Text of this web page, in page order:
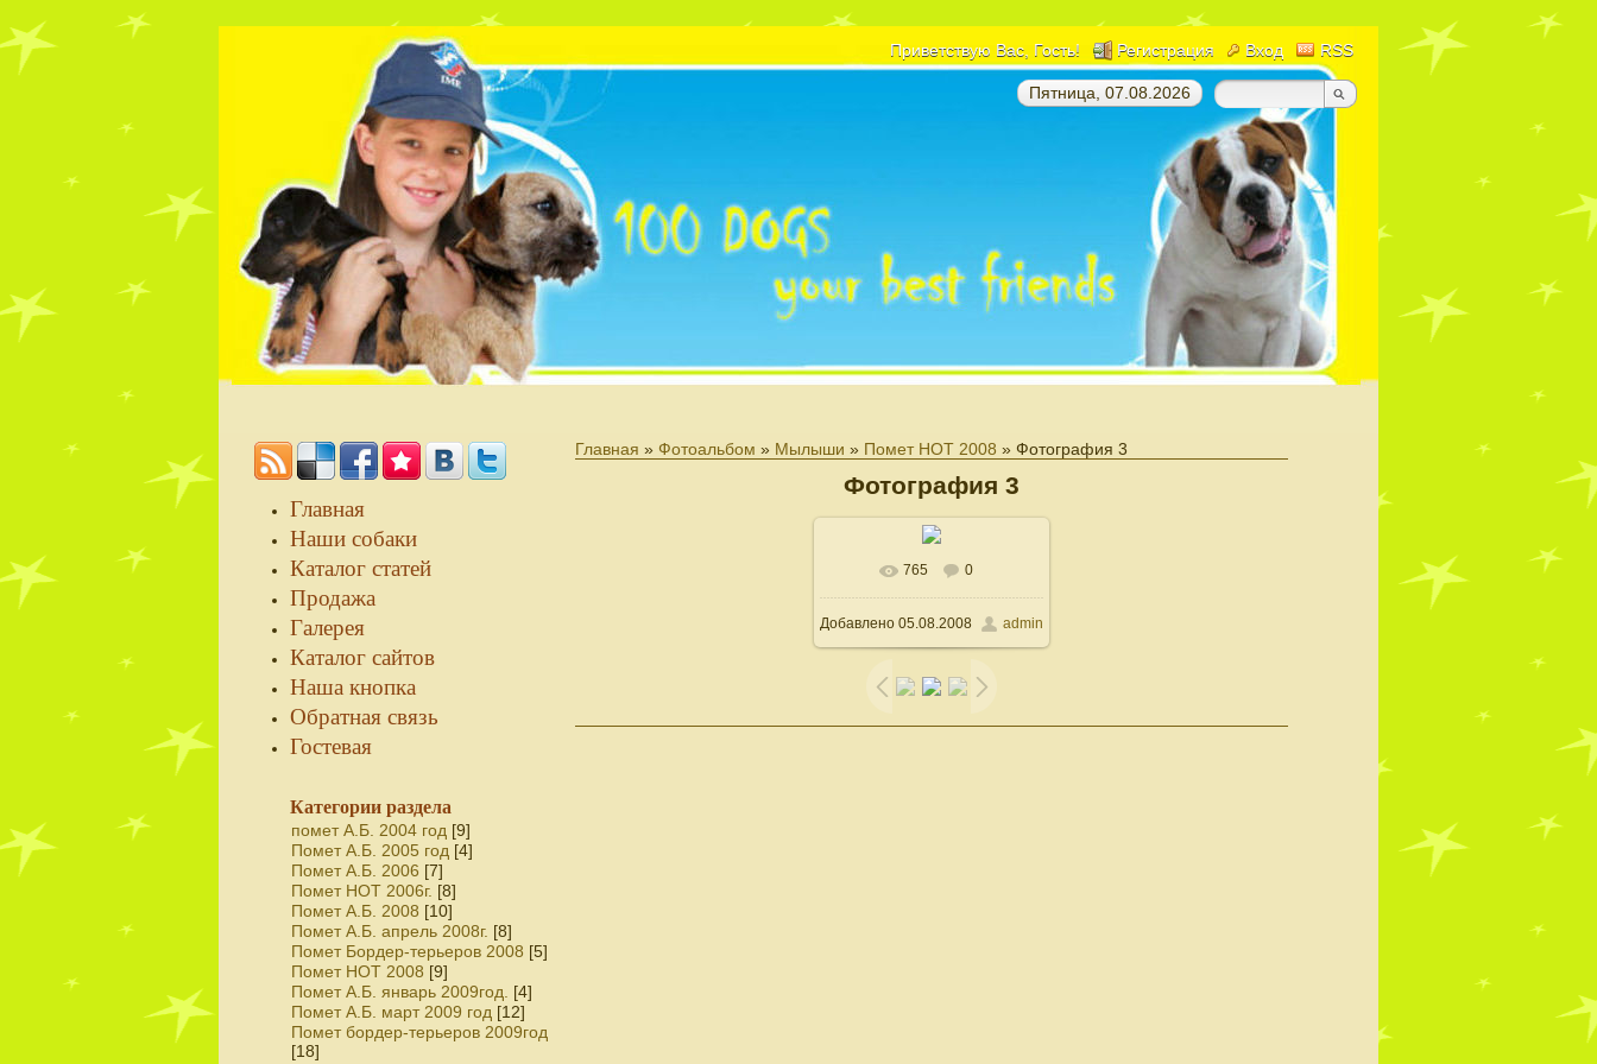
Приветствую Вас , Гость! Регистрация Вход RSS
Пятница, 07.08.2026
Главная » Фотоальбом » Мылыши » Помет НОТ 2008 » Фотография 3
Фотография 3
В реальном размере
500x600/ 65.1Kb
765 0
Добавлено 05.08.2008 admin
Главная
Наши собаки
Каталог статей
Продажа
Галерея
Каталог сайтов
Наша кнопка
Обратная связь
Гостевая
Категории раздела
помет А.Б. 2004 год [9]
Помет А.Б. 2005 год [4]
Помет А.Б. 2006 [7]
Помет НОТ 2006г. [8]
Помет А.Б. 2008 [10]
Помет А.Б. апрель 2008г. [8]
Помет Бордер-терьеров 2008 [5]
Помет НОТ 2008 [9]
Помет А.Б. январь 2009год.
[4]
Помет А.Б. март 2009 год [12]
Помет бордер-терьеров 2009год
[18]